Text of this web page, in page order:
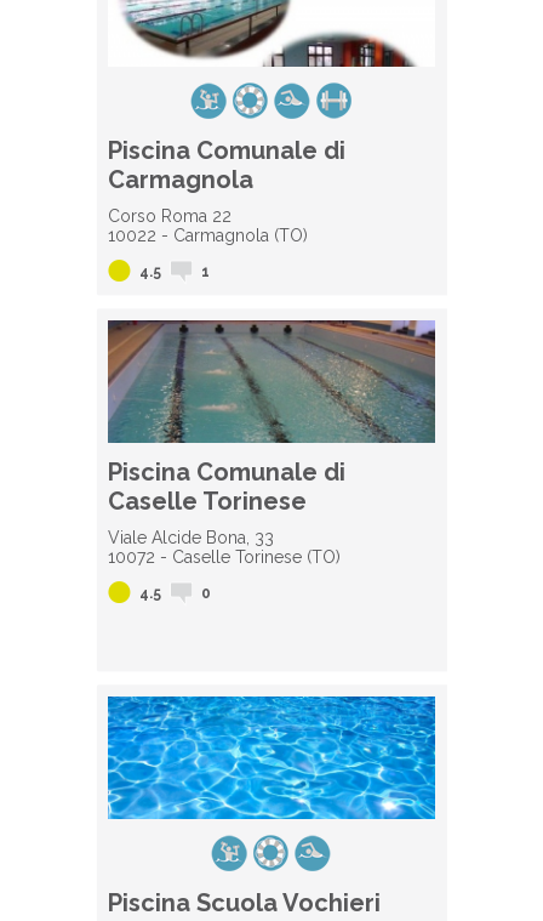
Piscina Comunale di
Carmagnola
Corso Roma 22
10022 - Carmagnola (TO)
4.5 1
Piscina Comunale di
Caselle Torinese
Viale Alcide Bona, 33
10072 - Caselle Torinese (TO)
4.5 0
Piscina Scuola Vochieri